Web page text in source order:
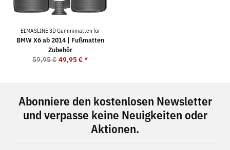
ELMASLINE 3D Gummimatten für
BMW X6 ab 2014 | Fußmatten
Zubehör
59,95 € 49,95 €*
Abonniere den kostenlosen Newsletter
und verpasse keine Neuigkeiten oder
Aktionen.